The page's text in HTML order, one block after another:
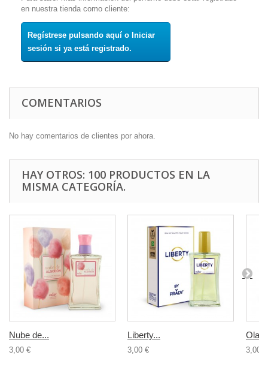
en nuestra tienda como cliente:
Regístrese pulsando aquí o Iniciar
sesión si ya está registrado.
COMENTARIOS
No hay comentarios de clientes por ahora.
HAY OTROS: 100 PRODUCTOS EN LA
MISMA CATEGORÍA.
Nube de...
3,00 €
Liberty...
3,00 € 3,00 €